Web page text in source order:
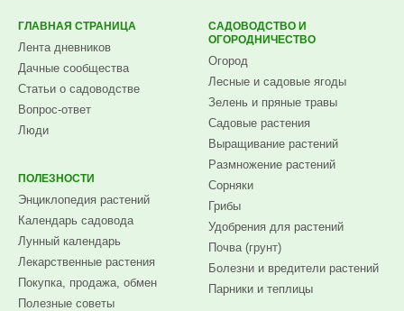
ГЛАВНАЯ СТРАНИЦА
Лента дневников
Дачные сообщества
Статьи о садоводстве
Вопрос-ответ
Люди
ПОЛЕЗНОСТИ
Энциклопедия растений
Календарь садовода
Лунный календарь
Лекарственные растения
Покупка, продажа, обмен
Полезные советы
САДОВОДСТВО И
ОГОРОДНИЧЕСТВО
Огород
Лесные и садовые ягоды
Зелень и пряные травы
Садовые растения
Выращивание растений
Размножение растений
Сорняки
Грибы
Удобрения для растений
Почва (грунт)
Болезни и вредители растений
Парники и теплицы